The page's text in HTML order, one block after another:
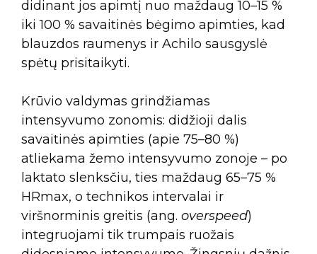
didinant jos apimtį nuo maždaug 10–15 %
iki 100 % savaitinės bėgimo apimties, kad
blauzdos raumenys ir Achilo sausgyslė
spėtų prisitaikyti.
Krūvio valdymas grindžiamas
intensyvumo zonomis: didžioji dalis
savaitinės apimties (apie 75–80 %)
atliekama žemo intensyvumo zonoje – po
laktato slenksčiu, ties maždaug 65–75 %
HRmax, o technikos intervalai ir
viršnorminis greitis (ang. overspeed)
integruojami tik trumpais ruožais